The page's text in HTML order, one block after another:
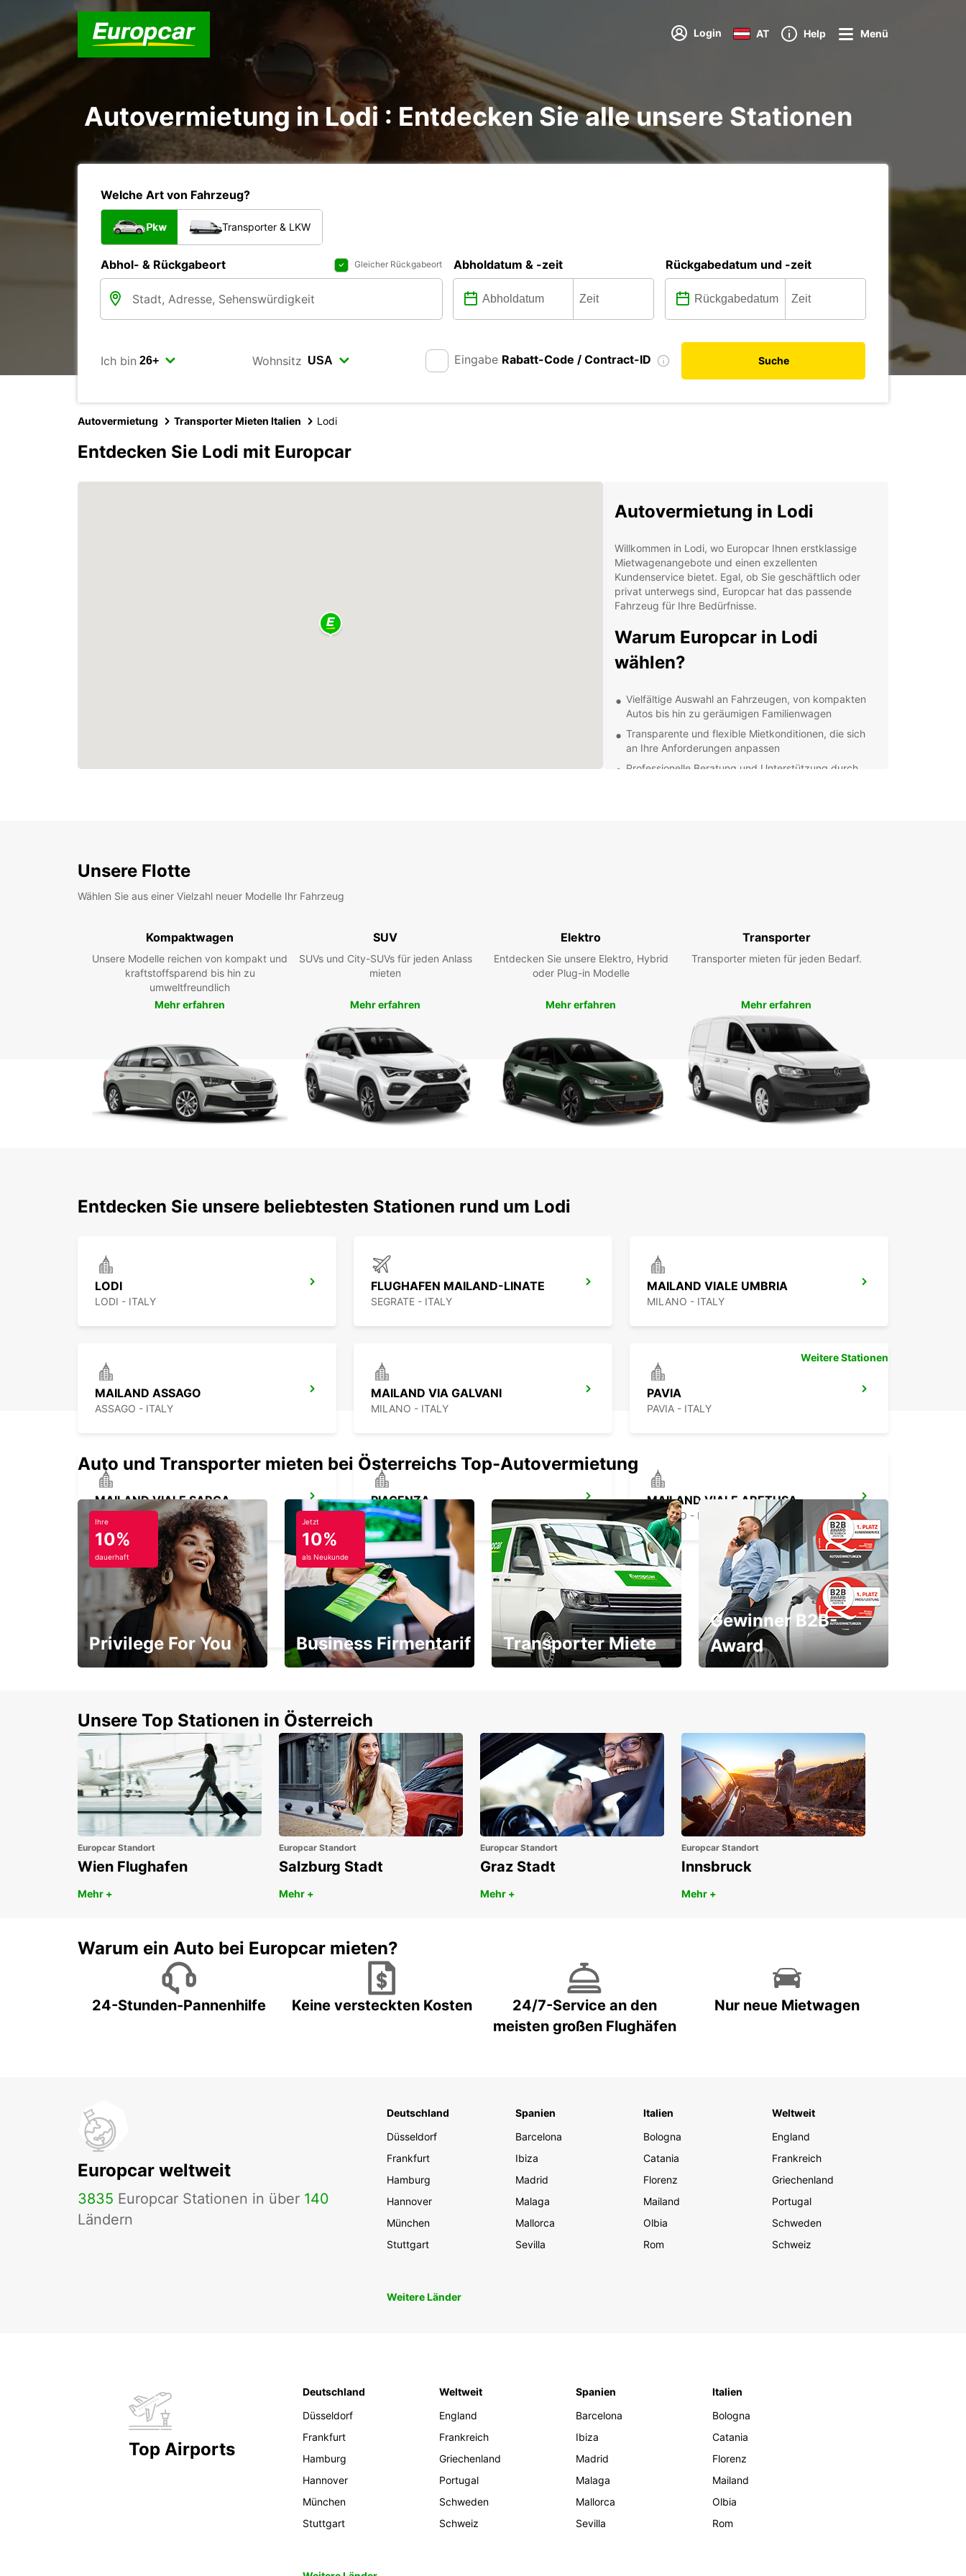
Login AT Help Menü
Autovermietung in Lodi : Entdecken Sie alle unsere Stationen
Welche Art von Fahrzeug?
Pkw Transporter & LKW
Abhol- & Rückgabeort Gleicher Rückgabeort Abholdatum & -zeit Rückgabedatum und -zeit
Ich bin Wohnsitz Eingabe Rabatt-Code / Contract-ID Suche
Autovermietung Transporter Mieten Italien Lodi
Entdecken Sie Lodi mit Europcar
Autovermietung in Lodi
Willkommen in Lodi, wo Europcar Ihnen erstklassige
Mietwagenangebote und einen exzellenten
Kundenservice bietet. Egal, ob Sie geschäftlich oder
privat unterwegs sind, Europcar hat das passende
Fahrzeug für Ihre Bedürfnisse.
Warum Europcar in Lodi
wählen?
Vielfältige Auswahl an Fahrzeugen, von kompakten
Autos bis hin zu geräumigen Familienwagen
Transparente und flexible Mietkonditionen, die sich
an Ihre Anforderungen anpassen
Professionelle Beratung und Unterstützung durch
Lodi, eine charmante Stadt mit Geschichte und Kultur,
bietet zahlreiche Sehenswürdigkeiten und Attraktionen,
die Sie mit Ihrem Europcar-Fahrzeug erkunden können.
Buchen Sie jetzt Ihren
Mietwagen in Lodi
Entdecken Sie die Vorzüge einer Autovermietung in
Lodi mit Europcar und planen Sie Ihre Reise ohne
Kompromisse. Buchen Sie noch heute Ihren Mietwagen
Unsere Flotte
Wählen Sie aus einer Vielzahl neuer Modelle Ihr Fahrzeug
Kompaktwagen
Unsere Modelle reichen von kompakt und
kraftstoffsparend bis hin zu
umweltfreundlich
Mehr erfahren
SUV
SUVs und City-SUVs für jeden Anlass
mieten
Mehr erfahren
Elektro
Entdecken Sie unsere Elektro, Hybrid
oder Plug-in Modelle
Mehr erfahren
Transporter
Transporter mieten für jeden Bedarf.
Mehr erfahren
Entdecken Sie unsere beliebtesten Stationen rund um Lodi
LODI
LODI - ITALY
FLUGHAFEN MAILAND-LINATE
SEGRATE - ITALY
MAILAND VIALE UMBRIA
MILANO - ITALY
MAILAND ASSAGO
ASSAGO - ITALY
MAILAND VIA GALVANI
MILANO - ITALY
PAVIA
PAVIA - ITALY
MAILAND VIALE SARCA
MILANO - ITALY
PIACENZA
PIACENZA - ITALY
MAILAND VIALE ARETUSA
MILANO - ITALY
MONZA
MONZA - ITALY
Weitere Stationen
Auto und Transporter mieten bei Österreichs Top-Autovermietung
Ihre
10%
dauerhaft
Privilege For You
Jetzt
10%
als Neukunde
Business Firmentarif Transporter Miete
Gewinner B2B-
Award
Unsere Top Stationen in Österreich
Europcar Standort
Wien Flughafen
Mehr +
Europcar Standort
Salzburg Stadt
Mehr +
Europcar Standort
Graz Stadt
Mehr +
Europcar Standort
Innsbruck
Mehr +
Warum ein Auto bei Europcar mieten?
24-Stunden-Pannenhilfe Keine versteckten Kosten
24/7-Service an den
meisten großen Flughäfen
Nur neue Mietwagen
Europcar weltweit
3835 Europcar Stationen in über 140
Ländern
Deutschland
Düsseldorf
Frankfurt
Hamburg
Hannover
München
Stuttgart
Spanien
Barcelona
Ibiza
Madrid
Malaga
Mallorca
Sevilla
Italien
Bologna
Catania
Florenz
Mailand
Olbia
Rom
Weltweit
England
Frankreich
Griechenland
Portugal
Schweden
Schweiz
Weitere Länder
Top Airports
Deutschland
Düsseldorf
Frankfurt
Hamburg
Hannover
München
Stuttgart
Weltweit
England
Frankreich
Griechenland
Portugal
Schweden
Schweiz
Spanien
Barcelona
Ibiza
Madrid
Malaga
Mallorca
Sevilla
Italien
Bologna
Catania
Florenz
Mailand
Olbia
Rom